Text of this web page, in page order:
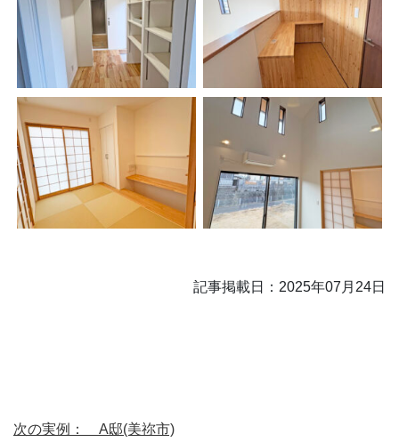
記事掲載日：2025年07月24日
次の実例： A邸(美祢市)